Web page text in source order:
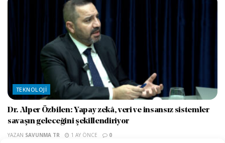
TEKNOLOJI
Dr. Alper Özbilen: Yapay zekâ, veri ve insansız sistemler
savaşın geleceğini şekillendiriyor
YAZAN SAVUNMA TR 1 AY ÖNCE 0